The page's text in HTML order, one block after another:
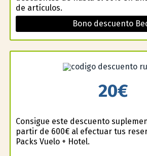
de artículos.
Bono descuento
20€
Consigue este descuento
partir de 600€ al efectuar tus
Packs Vuelo + Hotel.